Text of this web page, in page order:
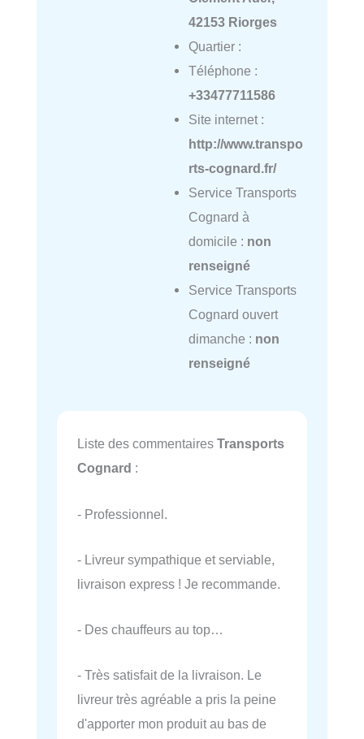
42153 Riorges
Quartier :
Téléphone :
+33477711586
Site internet :
http://www.transpo
rts-cognard.fr/
Service Transports
Cognard à
domicile : non
renseigné
Service Transports
Cognard ouvert
dimanche : non
renseigné
Liste des commentaires Transports
Cognard :
- Professionnel.
- Livreur sympathique et serviable,
livraison express ! Je recommande.
- Des chauffeurs au top…
- Très satisfait de la livraison. Le
livreur très agréable a pris la peine
d'apporter mon produit au bas de